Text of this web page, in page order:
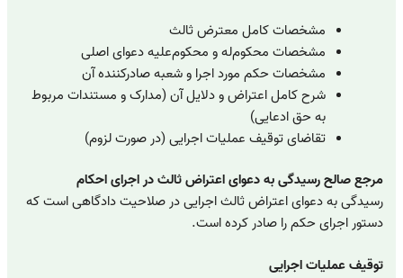
مشخصات کامل معترض ثالث
مشخصات محکوم‌له و محکوم‌علیه دعوای اصلی
مشخصات حکم مورد اجرا و شعبه صادرکننده آن
شرح کامل اعتراض و دلایل آن (مدارک و مستندات مربوط
به حق ادعایی)
تقاضای توقیف عملیات اجرایی (در صورت لزوم)
مرجع صالح رسیدگی به دعوای اعتراض ثالث در اجرای احکام
رسیدگی به دعوای اعتراض ثالث اجرایی در صلاحیت دادگاهی است که
دستور اجرای حکم را صادر کرده است.
توقیف عملیات اجرایی